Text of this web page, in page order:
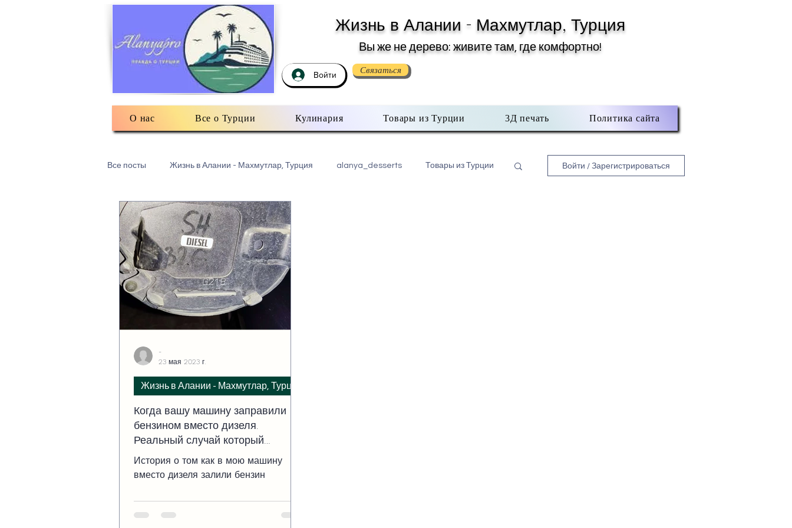
Жизнь в Алании - Махмутлар, Турция
Вы же не дерево: живите там, где комфортно!
Войти Связаться
О нас Все о Турции Кулинария Товары из Турции 3Д печать Политика сайта
Все посты Жизнь в Алании - Махмутлар, Турция alanya_desserts Товары из Турции
Турецкий текстиль Разное: обо всем помаленьку
Есть мнение 3Д печать в Махмутлар
Войти / Зарегистрироваться
Когда вашу машину заправили
бензином вместо дизеля.
Реальный случай который
произошел со мной.
История о том как в мою машину
вместо дизеля залили бензин
Жизнь в Алании - Махмутлар, Турция
-
23 мая 2023 г.